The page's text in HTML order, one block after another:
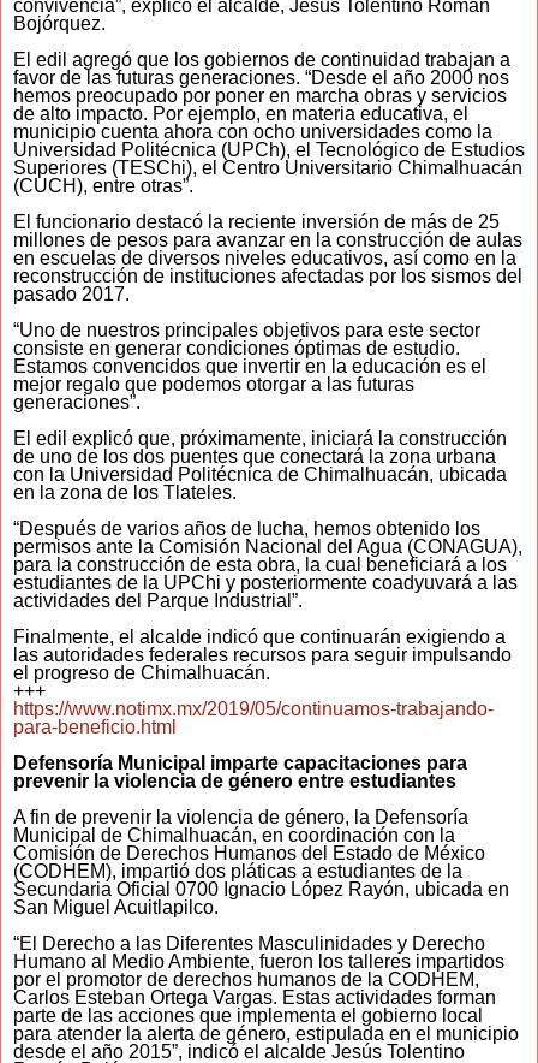
convivencia”, explicó el alcalde, Jesús Tolentino Román
Bojórquez.
El edil agregó que los gobiernos de continuidad trabajan a
favor de las futuras generaciones. “Desde el año 2000 nos
hemos preocupado por poner en marcha obras y servicios
de alto impacto. Por ejemplo, en materia educativa, el
municipio cuenta ahora con ocho universidades como la
Universidad Politécnica (UPCh), el Tecnológico de Estudios
Superiores (TESChi), el Centro Universitario Chimalhuacán
(CUCH), entre otras”.
El funcionario destacó la reciente inversión de más de 25
millones de pesos para avanzar en la construcción de aulas
en escuelas de diversos niveles educativos, así como en la
reconstrucción de instituciones afectadas por los sismos del
pasado 2017.
“Uno de nuestros principales objetivos para este sector
consiste en generar condiciones óptimas de estudio.
Estamos convencidos que invertir en la educación es el
mejor regalo que podemos otorgar a las futuras
generaciones”.
El edil explicó que, próximamente, iniciará la construcción
de uno de los dos puentes que conectará la zona urbana
con la Universidad Politécnica de Chimalhuacán, ubicada
en la zona de los Tlateles.
“Después de varios años de lucha, hemos obtenido los
permisos ante la Comisión Nacional del Agua (CONAGUA),
para la construcción de esta obra, la cual beneficiará a los
estudiantes de la UPChi y posteriormente coadyuvará a las
actividades del Parque Industrial”.
Finalmente, el alcalde indicó que continuarán exigiendo a
las autoridades federales recursos para seguir impulsando
el progreso de Chimalhuacán.
+++
https://www.notimx.mx/2019/05/continuamos-trabajando-
para-beneficio.html
Defensoría Municipal imparte capacitaciones para
prevenir la violencia de género entre estudiantes
A fin de prevenir la violencia de género, la Defensoría
Municipal de Chimalhuacán, en coordinación con la
Comisión de Derechos Humanos del Estado de México
(CODHEM), impartió dos pláticas a estudiantes de la
Secundaria Oficial 0700 Ignacio López Rayón, ubicada en
San Miguel Acuitlapilco.
“El Derecho a las Diferentes Masculinidades y Derecho
Humano al Medio Ambiente, fueron los talleres impartidos
por el promotor de derechos humanos de la CODHEM,
Carlos Esteban Ortega Vargas. Estas actividades forman
parte de las acciones que implementa el gobierno local
para atender la alerta de género, estipulada en el municipio
desde el año 2015”, indicó el alcalde Jesús Tolentino